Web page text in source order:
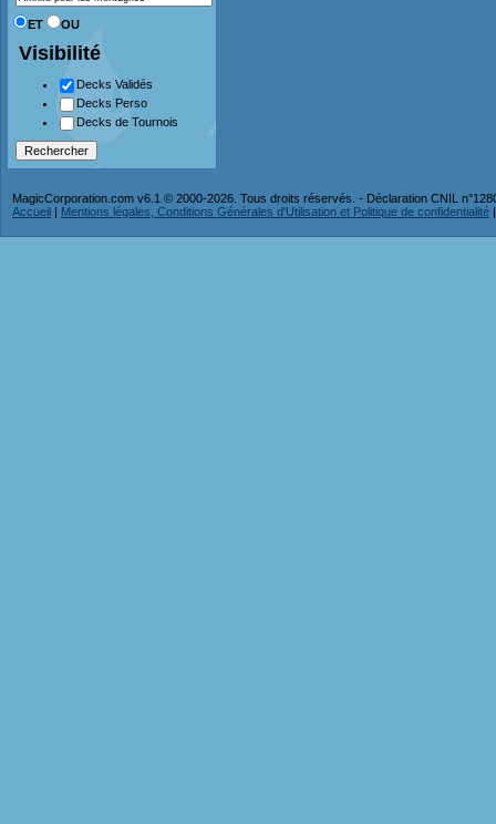
ET OU
Visibilité
Decks Validés
Decks Perso
Decks de Tournois
MagicCorporation.com v6.1 © 2000-2026. Tous droits réservés. - Déclaration CNIL
Accueil | Mentions légales, Conditions Générales d'Utilisation et Politique de confidentialité